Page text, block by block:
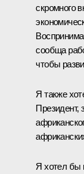
скромного
сообща
чтобы
Я также
Президент,
Я хотел бы